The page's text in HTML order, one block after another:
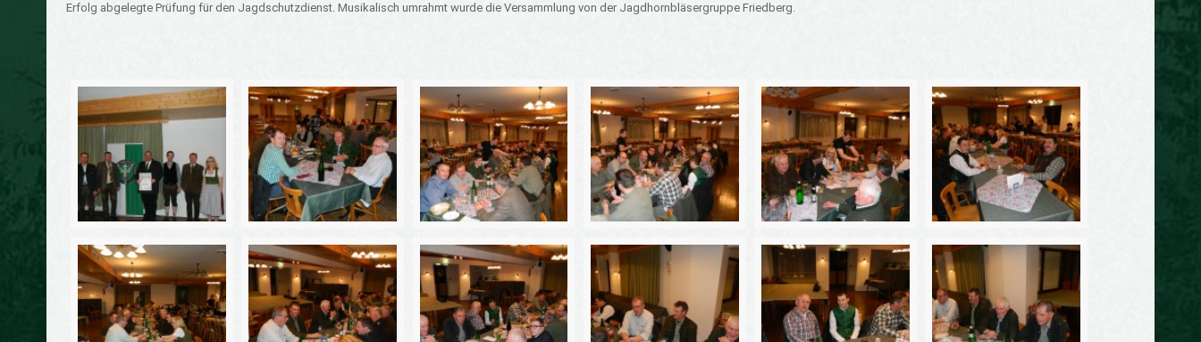
Erfolg abgelegte Prüfung für den Jagdschutzdienst. Musikalisch umrahmt wurde die Versammlung von der Jagdhornbläsergruppe Friedberg.